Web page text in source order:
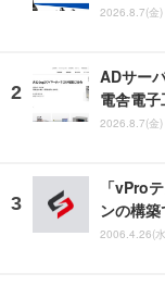
2026.8.7(金
ADサー
電舎電子
2026.8.7(金
「vPro
ンの構築
2006.4.26(